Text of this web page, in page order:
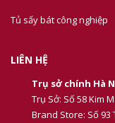
Tủ sấy bát công nghiệp
LIÊN HỆ
Trụ sở chính Hà
Trụ Sở: Số 58 Kim
Brand Store: Số 93